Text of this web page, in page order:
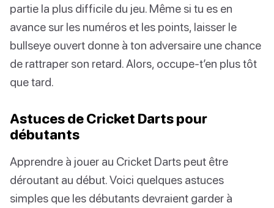
partie la plus difficile du jeu. Même si tu es en
avance sur les numéros et les points, laisser le
bullseye ouvert donne à ton adversaire une chance
de rattraper son retard. Alors, occupe-t’en plus tôt
que tard.
Astuces de Cricket Darts pour
débutants
Apprendre à jouer au Cricket Darts peut être
déroutant au début. Voici quelques astuces
simples que les débutants devraient garder à